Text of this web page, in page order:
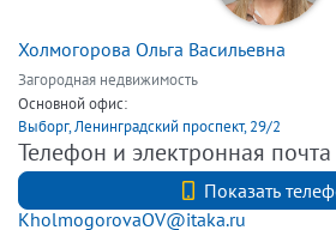
Холмогорова Ольга Васильевна
Загородная недвижимость
Основной офис:
Выборг, Ленинградский проспект, 29/2
Телефон и электронная почта
Показать
KholmogorovaOV@itaka.ru